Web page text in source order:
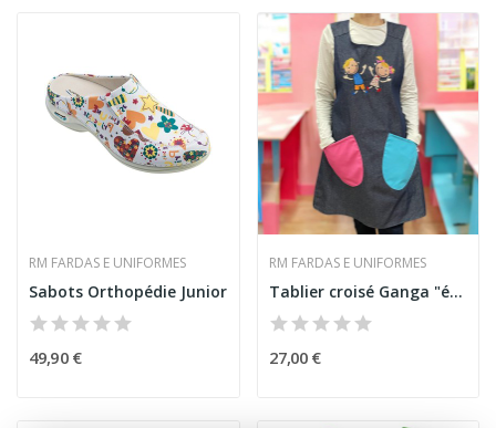
RM FARDAS E UNIFORMES
Sabots Orthopédie Junior
49,90 €
RM FARDAS E UNIFORMES
Tablier croisé Ganga "étudiant"
27,00 €